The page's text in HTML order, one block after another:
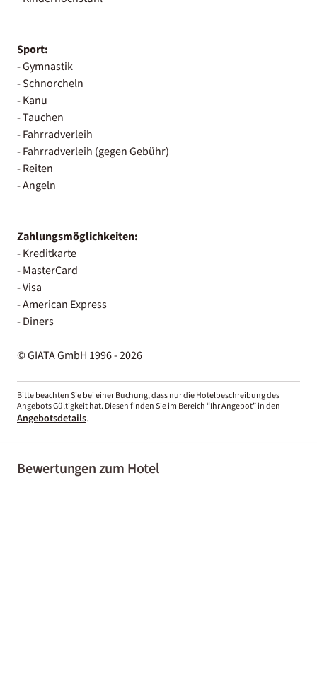
Sport:
- Gymnastik
- Schnorcheln
- Kanu
- Tauchen
- Fahrradverleih
- Fahrradverleih (gegen Gebühr)
- Reiten
- Angeln
Zahlungsmöglichkeiten:
- Kreditkarte
- MasterCard
- Visa
- American Express
- Diners
© GIATA GmbH 1996 - 2026
Bitte beachten Sie bei einer Buchung, dass nur die Hotelbeschreibung des
Angebots Gültigkeit hat. Diesen finden Sie im Bereich “Ihr Angebot” in den
Angebotsdetails.
Bewertungen zum Hotel